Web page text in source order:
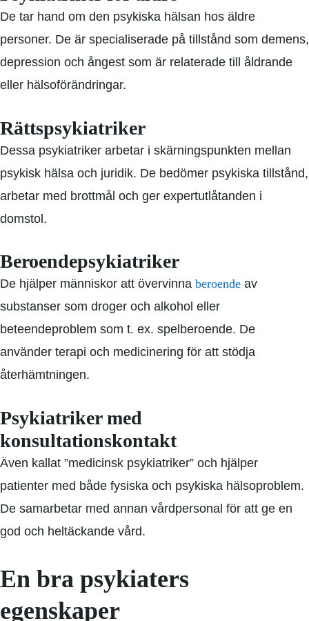
De tar hand om den psykiska hälsan hos äldre
personer. De är specialiserade på tillstånd som demens,
depression och ångest som är relaterade till åldrande
eller hälsoförändringar.
Rättspsykiatriker
Dessa psykiatriker arbetar i skärningspunkten mellan
psykisk hälsa och juridik. De bedömer psykiska tillstånd,
arbetar med brottmål och ger expertutlåtanden i
domstol.
Beroendepsykiatriker
De hjälper människor att övervinna beroende av
substanser som droger och alkohol eller
beteendeproblem som t. ex. spelberoende. De
använder terapi och medicinering för att stödja
återhämtningen.
Psykiatriker med
konsultationskontakt
Även kallat ”medicinsk psykiatriker” och hjälper
patienter med både fysiska och psykiska hälsoproblem.
De samarbetar med annan vårdpersonal för att ge en
god och heltäckande vård.
En bra psykiaters
egenskaper